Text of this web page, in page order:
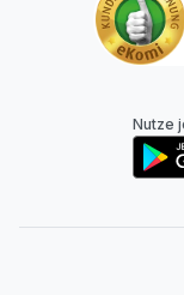
Nutze